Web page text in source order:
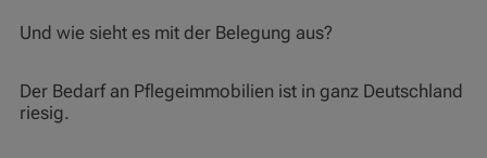
Und wie sieht es mit der Belegung aus?
Der Bedarf an Pflegeimmobilien ist in ganz Deutschland
riesig.